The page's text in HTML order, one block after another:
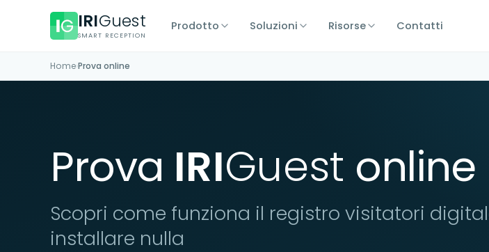
IRIGuest
SMART RECEPTION
Prodotto Soluzioni Risorse Contatti
Home›Prova online
Prova IRIGuest online
Scopri come funziona il registro visitatori
installare nulla